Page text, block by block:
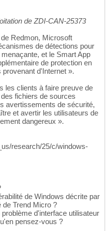
de ZDI-CAN-25373
Redmon, Microsoft
de détections pour
et le Smart App
de protection en
d'Internet ».
les clients à faire preuve de
fichiers de sources
avertissements de sécurité,
et avertir les utilisateurs de
dangereux ».
research/25/c/windows-
de Windows décrite par
Trend Micro ?
d'interface utilisateur
pensez-vous ?